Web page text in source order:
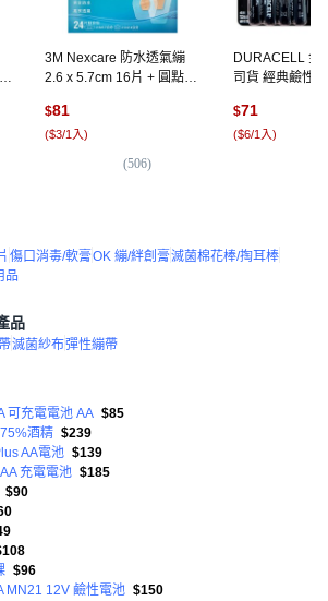
3M Nexcare 防水透氣繃
2.6 x 5.7cm 16片 + 圓點型
$81
($3/1入)
(506)
DURACELL 金
司貨 經典鹼性
$71
($6/1入)
傷口消毒/軟膏OK 繃/絆創膏滅菌棉花棒/掏耳棒
品
品
滅菌紗布彈性繃帶
可充電電池 AA $85
酒精 $239
AA電池 $139
充電電池 $185
$90
$96
MN21 12V 鹼性電池 $150